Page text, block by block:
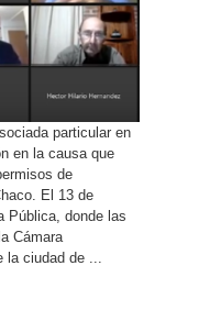
particular en
en la causa que
de
El 13 de
Pública, donde las
Cámara
ciudad de ...